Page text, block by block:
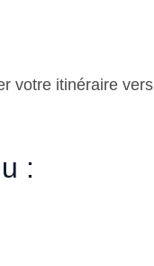
votre itinéraire vers
: